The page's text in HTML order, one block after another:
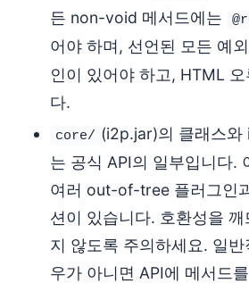
든 non-void 메서드에는
어야 하며, 선언된 모든 예
인이 있어야 하고, HTML
다.
core/ (i2p.jar)의 클래스와
는 공식 API의 일부입니다.
여러 out-of-tree 플러그인
션이 있습니다. 호환성을
지 않도록 주의하세요. 일
우가 아니면 API에 메서드